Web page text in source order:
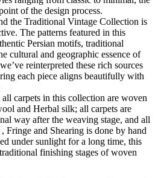
of the design process.
the Traditional Vintage Collection is
The patterns featured in this
Persian motifs, traditional
cultural and geographic essence of
reinterpreted these rich sources
each piece aligns beautifully with
carpets in this collection are woven
and Herbal silk; all carpets are
way after the weaving stage, and all
Fringe and Shearing is done by hand
under sunlight for a long time, this
finishing stages of woven